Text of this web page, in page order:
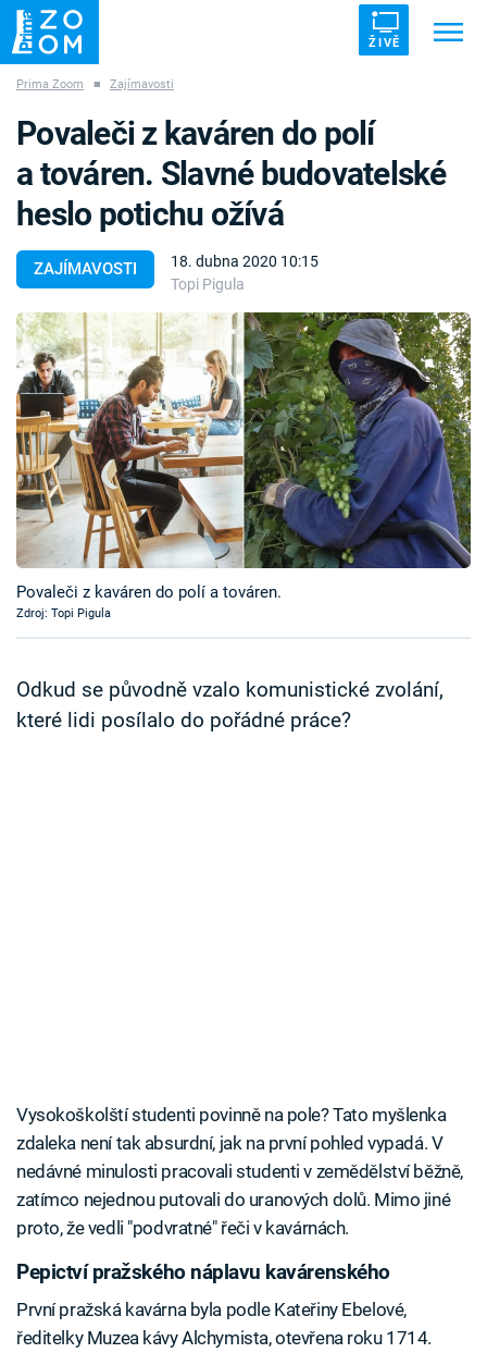
ŽIVĚ
ZÁHADY VETŘELCI DÁVNOVĚKU
Témata
Témata
Pořady
TV Program
Časopis
Sledujte prima+
Sledujte nás
Prima Zoom ■ Zajímavosti
ZAJÍMAVOSTI
18. dubna 2020 10:15
Topi Pigula
Povaleči z kaváren do polí
a továren. Slavné budovatelské
heslo potichu ožívá
Povaleči z kaváren do polí a továren.
Zdroj: Topi Pigula
Odkud se původně vzalo komunistické zvolání,
které lidi posílalo do pořádné práce?
Vysokoškolští studenti povinně na pole? Tato myšlenka
zdaleka není tak absurdní, jak na první pohled vypadá. V
nedávné minulosti pracovali studenti v zemědělství běžně,
zatímco nejednou putovali do uranových dolů. Mimo jiné
proto, že vedli "podvratné" řeči v kavárnách.
Pepictví pražského náplavu kavárenského
První pražská kavárna byla podle Kateřiny Ebelové,
ředitelky Muzea kávy Alchymista, otevřena roku 1714.